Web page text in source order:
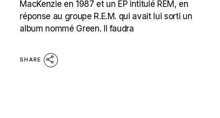
MacKenzie en 1987 et un EP intitulé REM, en
réponse au groupe R.E.M. qui avait lui sorti un
album nommé Green. Il faudra
SHARE